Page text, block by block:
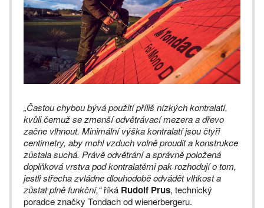
„Častou chybou bývá použití příliš nízkých kontralatí,
kvůli čemuž se zmenší odvětrávací mezera a dřevo
začne vlhnout. Minimální výška kontralatí jsou čtyři
centimetry, aby mohl vzduch volně proudit a konstrukce
zůstala suchá. Právě odvětrání a správně položená
doplňková vrstva pod kontralatěmi pak rozhodují o tom,
jestli střecha zvládne dlouhodobě odvádět vlhkost a
zůstat plně funkční,“říká Rudolf Prus, technický
poradce značky Tondach od wienerbergeru.